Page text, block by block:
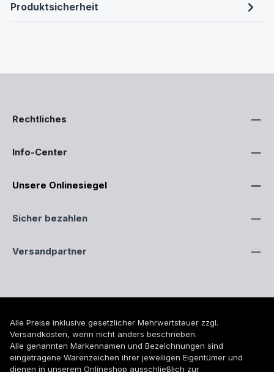
Produktsicherheit
Rechtliches
Info-Center
Unsere Onlinesiegel
Sicher bezahlen
Versandpartner
Alle Preise inklusive gesetzlicher Mehrwertsteuer zzgl.
Versandkosten, wenn nicht anders beschrieben.
Alle genannten Markennamen und Bezeichnungen sind
eingetragene Warenzeichen ihrer jeweiligen Eigentümer und
dienen in unserem Onlineshop ausschließlich zur